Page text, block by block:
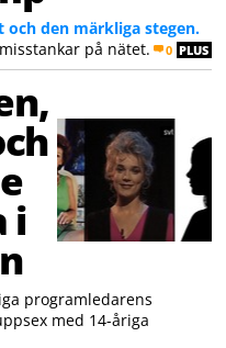
och den märkliga stegen.
på nätet.
0 PLUS
i
programledarens
med 14-åriga